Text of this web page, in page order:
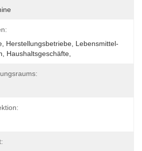
Herstellungsbetriebe, Lebensmittel-
Haushaltsgeschäfte,